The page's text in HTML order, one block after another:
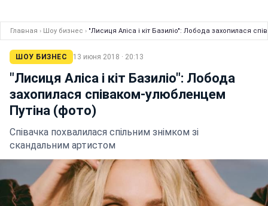
Главная › Шоу бизнес › "Лисиця Аліса і кіт Базиліо": Лобода захопилася
ШОУ БИЗНЕС 13 июня 2018 · 20:13
"Лисиця Аліса і кіт Базиліо": Лобода
захопилася співаком-улюбленцем
Путіна (фото)
Співачка похвалилася спільним знімком зі
скандальним артистом